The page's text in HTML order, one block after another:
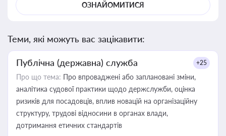
ОЗНАЙОМИТИСЯ
Теми, які можуть вас зацікавити:
Публічна (державна) служба +25
Про що тема: Про впроваджені або заплановані зміни,
аналітика судової практики щодо держслужби, оцінка
ризиків для посадовців, вплив новацій на організаційну
структуру, трудові відносини в органах влади,
дотримання етичних стандартів